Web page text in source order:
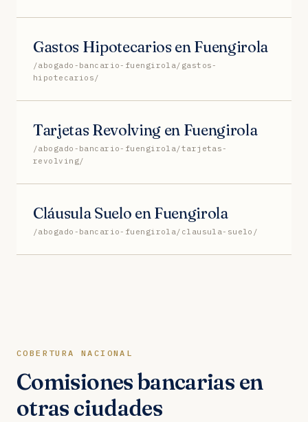
Gastos Hipotecarios en Fuengirola
/abogado-bancario-fuengirola/gastos-
hipotecarios/
Tarjetas Revolving en Fuengirola
/abogado-bancario-fuengirola/tarjetas-
revolving/
Cláusula Suelo en Fuengirola
/abogado-bancario-fuengirola/clausula-suelo/
COBERTURA NACIONAL
Comisiones bancarias en
otras ciudades